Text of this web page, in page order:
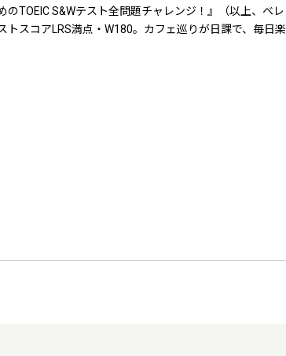
TOEIC S&Wテスト全問題チャレンジ！』（以上、ベレ
スコアLRS満点・W180。カフェ巡りが日課で、毎日楽